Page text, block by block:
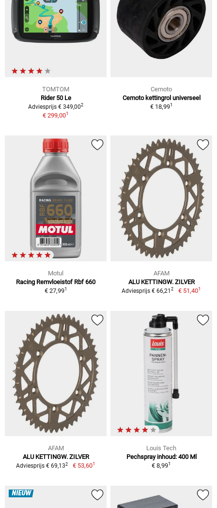
TOMTOM
Rider 50 Le
Adviesprijs € 349,002
€ 299,001
Cemoto
Cemoto kettingrol universeel
€ 18,991
Motul
Racing Remvloeistof Rbf 660
€ 27,991
AFAM
ALU KETTINGW. ZILVER
Adviesprijs € 66,212 € 51,401
AFAM
ALU KETTINGW. ZILVER
Adviesprijs € 69,132 € 53,601
Louis Tech
Pechspray inhoud: 400 Ml
€ 8,991
NIEUW